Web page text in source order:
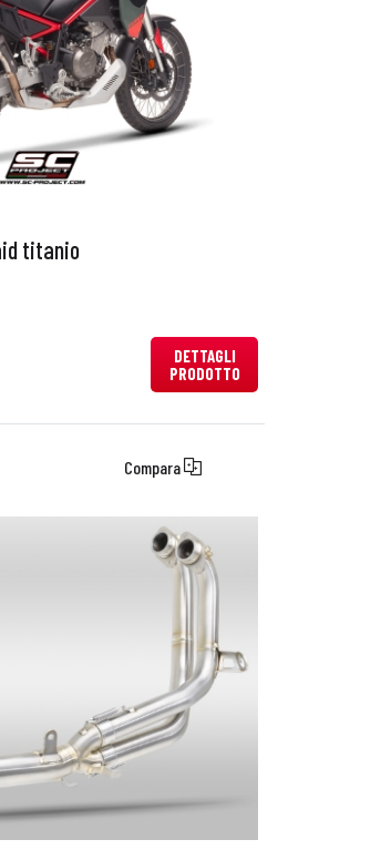
titanio
DETTAGLI
PRODOTTO
Compara